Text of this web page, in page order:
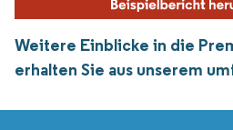
Weitere Einblicke in die
erhalten Sie aus unserem